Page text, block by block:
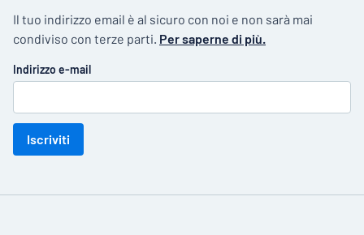
Il tuo indirizzo email è al sicuro con noi e non sarà mai
condiviso con terze parti. Per saperne di più.
Indirizzo e-mail
Iscriviti